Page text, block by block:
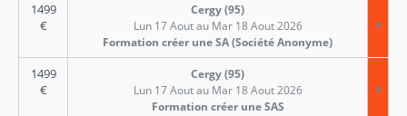
1499
€
Cergy (95)
Lun 17 Aout au Mar 18 Aout 2026
Formation créer une SA (Société Anonyme)
1499
€
Cergy (95)
Lun 17 Aout au Mar 18 Aout 2026
Formation créer une SAS